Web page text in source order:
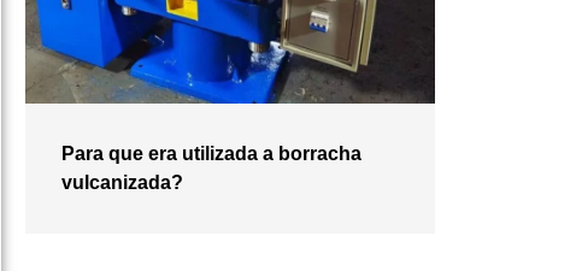
Para que era utilizada a borracha
vulcanizada?